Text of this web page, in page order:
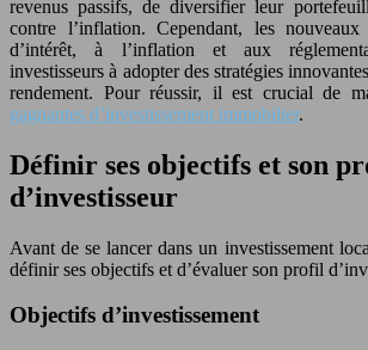
revenus passifs, de diversifier leur
contre l’inflation. Cependant, les
d’intérêt, à l’inflation et aux
investisseurs à adopter des stratégies
rendement. Pour réussir, il est crucial de
gagnantes d’investissement immobilier.
Définir ses objectifs et son
d’investisseur
Avant de se lancer dans un investissement
définir ses objectifs et d’évaluer son profil
Objectifs d’investissement